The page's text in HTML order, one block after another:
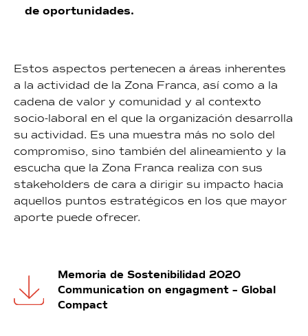
de oportunidades.
Estos aspectos pertenecen a áreas inherentes
a la actividad de la Zona Franca, así como a la
cadena de valor y comunidad y al contexto
socio-laboral en el que la organización desarrolla
su actividad. Es una muestra más no solo del
compromiso, sino también del alineamiento y la
escucha que la Zona Franca realiza con sus
stakeholders de cara a dirigir su impacto hacia
aquellos puntos estratégicos en los que mayor
aporte puede ofrecer.
Memoria de Sostenibilidad 2020
Communication on engagment – Global
Compact